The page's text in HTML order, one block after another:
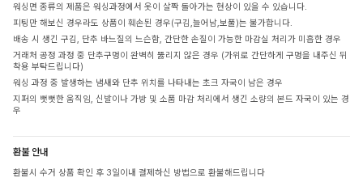
워싱면 종류의 제품은 워싱과정에서 옷이 살짝 돌아가는 현상이 있을 수 있습니다.
피팅만 해보신 경우라도 상품이 훼손된 경우(구김,늘어남,보풀)는 불가합니다.
배송 시 생긴 구김, 단추 바느질의 느슨함, 간단한 손질이 가능한 마감실 처리가 미흡한 경우
거래처 공정 과정 중 단추구멍이 완벽히 뚫리지 않은 경우 (가위로 간단하게 구멍을 내주신 뒤
착용 부탁드립니다)
워싱 과정 중 발생하는 냄새와 단추 위치를 나타내는 초크 자국이 남은 경우
지퍼의 뻣뻣한 움직임, 신발이나 가방 및 소품 마감 처리에서 생긴 소량의 본드 자국이 있는 경
우
환불 안내
환불시 수거 상품 확인 후 3일이내 결제하신 방법으로 환불해드립니다